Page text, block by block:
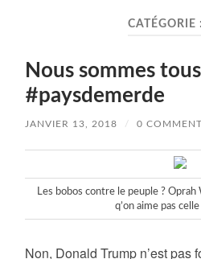
CATÉGORIE :
Nous sommes
#paysdemerde
JANVIER 13, 2018 / 0
Les bobos contre le peuple ?
q’on aime pas
Non, Donald Trump n’est pas